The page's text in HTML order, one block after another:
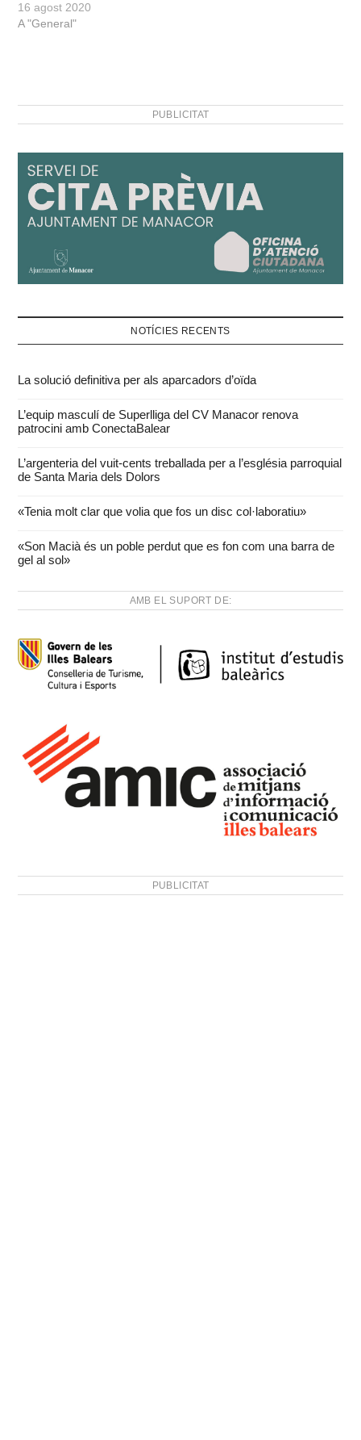
16 agost 2020
A "General"
PUBLICITAT
NOTÍCIES RECENTS
La solució definitiva per als aparcadors d’oïda
L’equip masculí de Superlliga del CV Manacor renova
patrocini amb ConectaBalear
L’argenteria del vuit-cents treballada per a l’església parroquial
de Santa Maria dels Dolors
«Tenia molt clar que volia que fos un disc col·laboratiu»
«Son Macià és un poble perdut que es fon com una barra de
gel al sol»
AMB EL SUPORT DE:
PUBLICITAT